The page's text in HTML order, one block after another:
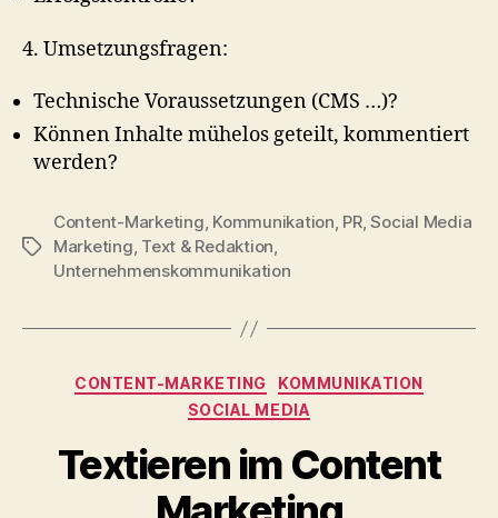
4. Umsetzungsfragen:
Technische Voraussetzungen (CMS …)?
Können Inhalte mühelos geteilt, kommentiert
werden?
Schlagwörter
Content-Marketing, Kommunikation, PR,Social Media
Marketing, Text & Redaktion,
Unternehmenskommunikation
Kategorien
CONTENT-MARKETING
KOMMUNIKATION
SOCIAL MEDIA
Textieren im Content